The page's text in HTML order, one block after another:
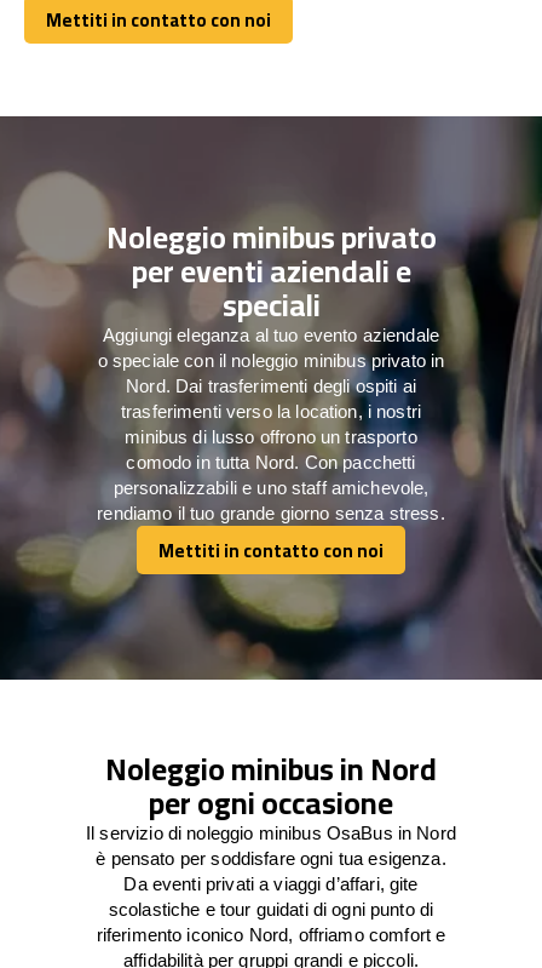
Mettiti in contatto con noi
Mettiti in contatto con noi
Noleggio minibus privato
per eventi aziendali e
speciali
Aggiungi eleganza al tuo evento aziendale
o speciale con il noleggio minibus privato in
Nord. Dai trasferimenti degli ospiti ai
trasferimenti verso la location, i nostri
minibus di lusso offrono un trasporto
comodo in tutta Nord. Con pacchetti
personalizzabili e uno staff amichevole,
rendiamo il tuo grande giorno senza stress.
Mettiti in contatto con noi
Mettiti in contatto con noi
Noleggio minibus in Nord
per ogni occasione
Il servizio di noleggio minibus OsaBus in Nord
è pensato per soddisfare ogni tua esigenza.
Da eventi privati a viaggi d’affari, gite
scolastiche e tour guidati di ogni punto di
riferimento iconico Nord, offriamo comfort e
affidabilità per gruppi grandi e piccoli.